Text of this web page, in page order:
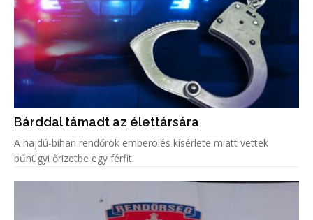
Bárddal támadt az élettársára
A hajdú-bihari rendőrök emberölés kísérlete miatt vettek
bűnügyi őrizetbe egy férfit.